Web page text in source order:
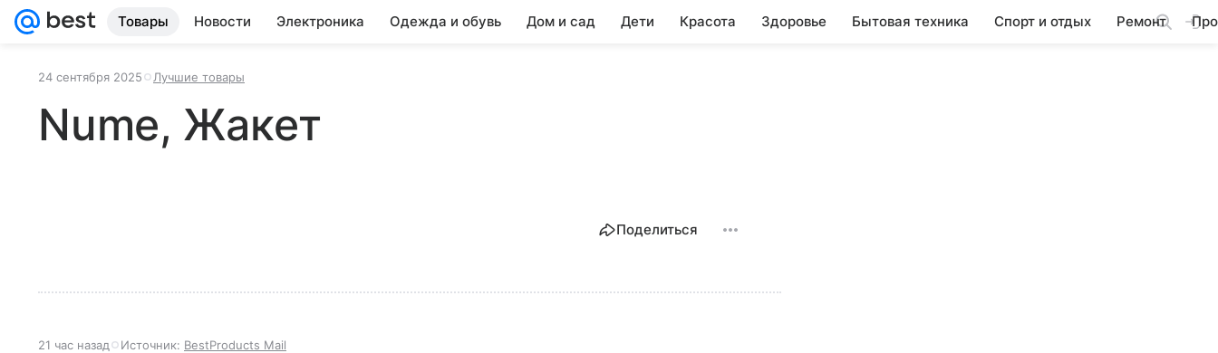
Товары Новости Электроника Одежда и обувь Дом и сад Дети Красота Здоровье Бытовая техника Спорт и отдых Ремонт
24 сентября 2025 Лучшие товары
Nume, Жакет
Поделиться
21 час назад Источник: BestProducts Mail